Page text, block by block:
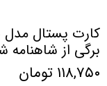
کارت پستال مدل
برگی از
۱۱۸,۷۵۰ تومان